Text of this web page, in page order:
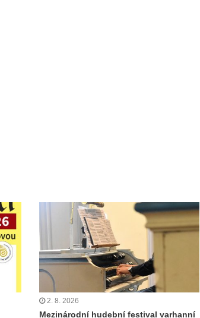
2. 8. 2026
Mezinárodní hudební festival varhanní